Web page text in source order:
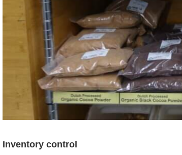
Inventory control